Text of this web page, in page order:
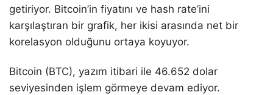
getiriyor. Bitcoin’in fiyatını ve hash rate’ini
karşılaştıran bir grafik, her ikisi arasında net bir
korelasyon olduğunu ortaya koyuyor.
Bitcoin (BTC), yazım itibari ile 46.652 dolar
seviyesinden işlem görmeye devam ediyor.